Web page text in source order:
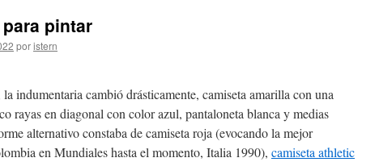
pintar
poristern
indumentaria cambió drásticamente, camiseta amarilla con una
rayas en diagonal con color azul, pantaloneta blanca y medias
alternativo constaba de camiseta roja (evocando la mejor
en Mundiales hasta el momento, Italia 1990), camiseta athletic